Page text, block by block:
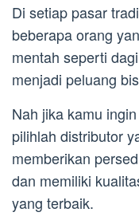
Di setiap pasar
beberapa orang
mentah seperti
menjadi peluang
Nah jika kamu
pilihlah distributor
memberikan
dan memiliki
yang terbaik.